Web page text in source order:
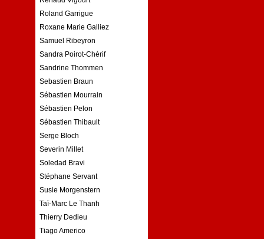
Roland Garrigue
Roxane Marie Galliez
Samuel Ribeyron
Sandra Poirot-Chérif
Sandrine Thommen
Sebastien Braun
Sébastien Mourrain
Sébastien Pelon
Sébastien Thibault
Serge Bloch
Severin Millet
Soledad Bravi
Stéphane Servant
Susie Morgenstern
Taï-Marc Le Thanh
Thierry Dedieu
Tiago Americo